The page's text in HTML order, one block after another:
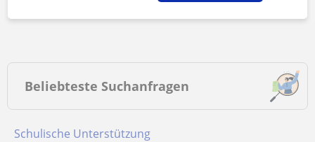
Beliebteste Suchanfragen
Schulische Unterstützung